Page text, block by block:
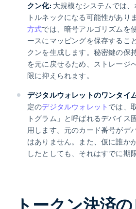
クン化: 大規模なシステムでは
トルネックになる可能性があり
方式では、暗号アルゴリズムを
ースにマッピングを保存するこ
クンを生成します。秘密鍵の保
を元に戻せるため、ストレージ
限に抑えられます。
デジタルウォレットのワンタイ
定のデジタルウォレット では、
トグラム」と呼ばれるデバイス
用します。元のカード番号がデ
はありません。また、仮に誰か
したとしても、それはすでに期
トークン決済